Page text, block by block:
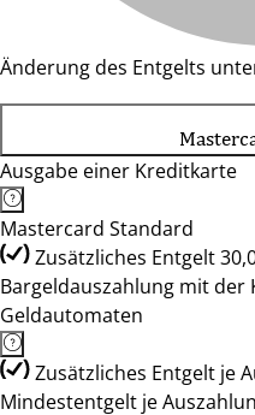
Änderung des Entgelts
Ausgabe einer Kreditkarte
Mastercard Standard
Zusätzliches Entgelt
Bargeldauszahlung mit der
Geldautomaten
Zusätzliches Entgelt je
Mindestentgelt je